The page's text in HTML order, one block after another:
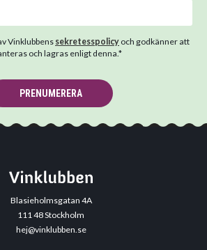
Vinklubbens sekretesspolicy och godkänner att
och lagras enligt denna.*
PRENUMERERA
Blasieholmsgatan 4A
111 48 Stockholm
hej@vinklubben.se